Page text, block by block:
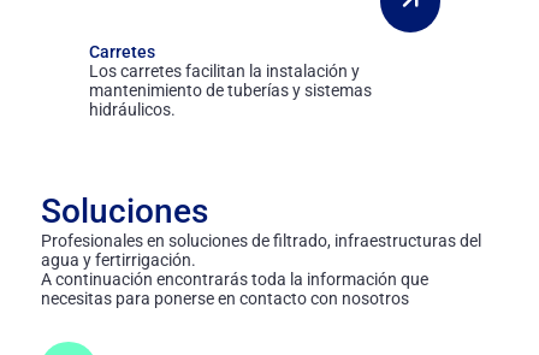
Carretes
Los carretes facilitan la instalación y
mantenimiento de tuberías y sistemas
hidráulicos.
Soluciones
Profesionales en soluciones de filtrado, infraestructuras del
agua y fertirrigación.
A continuación encontrarás toda la información que
necesitas para ponerse en contacto con nosotros